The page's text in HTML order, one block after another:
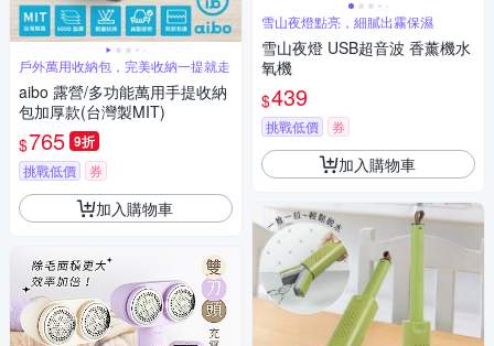
戶外萬用收納包，完美收納一提就走
aibo 露營/多功能萬用手提收納
包加厚款(台灣製MIT)
$765 9折
挑戰低價 券
加入購物車
雪山夜燈點亮，細膩出霧保濕
雪山夜燈 USB超音波 香薰機水
氧機
$439
挑戰低價 券
加入購物車